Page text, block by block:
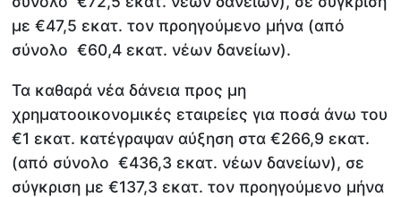
με €47,5 εκατ. τον προηγούμενο μήνα (από
σύνολο €60,4 εκατ. νέων δανείων).
Τα καθαρά νέα δάνεια προς μη
χρηματοοικονομικές εταιρείες για ποσά άνω του
€1 εκατ. κατέγραψαν αύξηση στα €266,9 εκατ.
(από σύνολο €436,3 εκατ. νέων δανείων), σε
σύγκριση με €137,3 εκατ. τον προηγούμενο μήνα